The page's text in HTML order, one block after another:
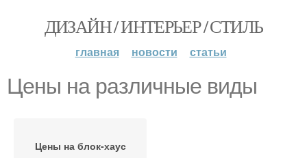
ДИЗАЙН / ИНТЕРЬЕР / СТИЛЬ
главная новости статьи
Цены на различные виды
Цены на блок-хаус